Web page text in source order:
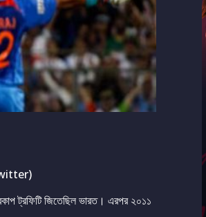
ট্রফিটি জিতেছিল ভারত। এরপর ২০১১